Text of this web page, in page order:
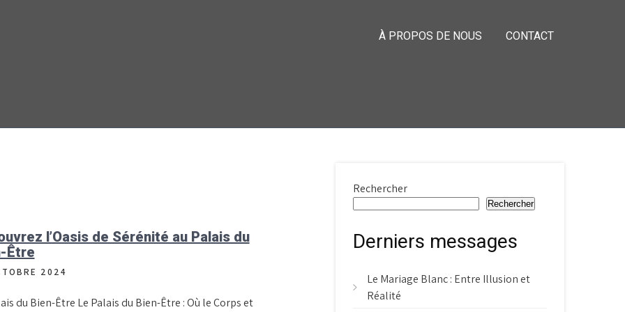
À PROPOS DE NOUS CONTACT
l’Oasis de Sérénité au Palais du
Être
2024
du Bien-Être Le Palais du Bien-Être : Où le Corps et
Rechercher
Rechercher
Derniers messages
Le Mariage Blanc : Entre Illusion et
Réalité